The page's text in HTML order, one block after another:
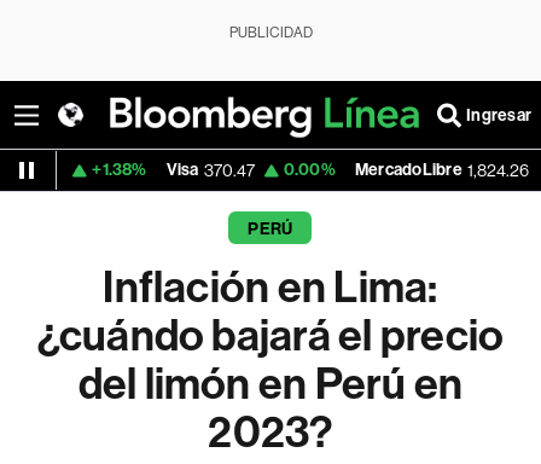
PUBLICIDAD
Ingresar
Visa 370.47 0.00% MercadoLibre 1,824.26 0.00%
PERÚ
Inflación en Lima:
¿cuándo bajará el precio
del limón en Perú en
2023?